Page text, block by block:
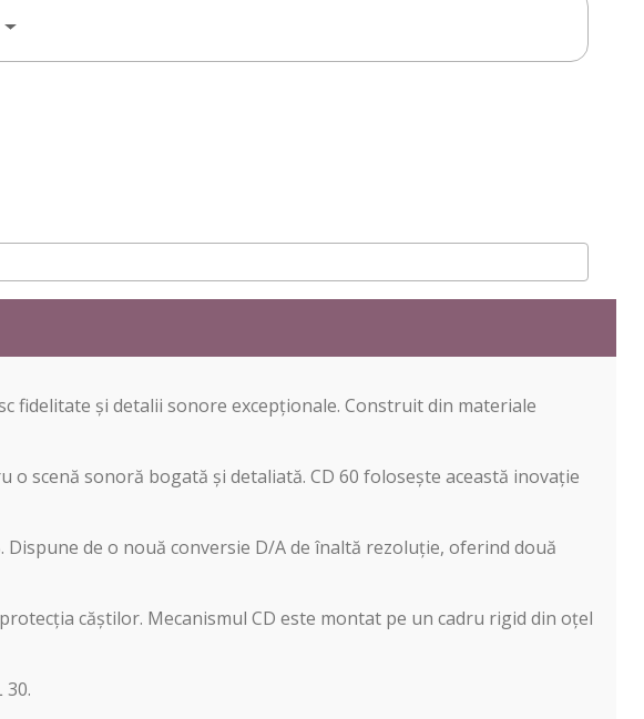
fidelitate și detalii sonore excepționale. Construit din materiale
scenă sonoră bogată și detaliată. CD 60 folosește această inovație
Dispune de o nouă conversie D/A de înaltă rezoluție, oferind două
căștilor. Mecanismul CD este montat pe un cadru rigid din oțel